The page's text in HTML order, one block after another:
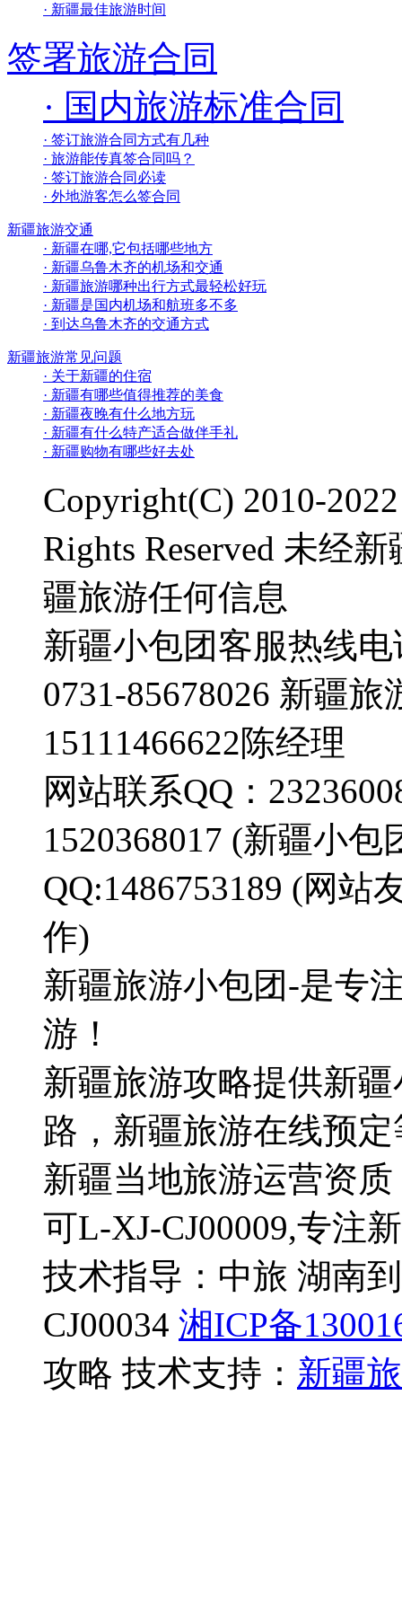
· 新疆最佳旅游时间
签署旅游合同
· 国内旅游标准合同
· 签订旅游合同方式有几种
· 旅游能传真签合同吗？
· 签订旅游合同必读
· 外地游客怎么签合同
新疆旅游交通
· 新疆在哪,它包括哪些地方
· 新疆乌鲁木齐的机场和交通
· 新疆旅游哪种出行方式最轻松好玩
· 新疆是国内机场和航班多不多
· 到达乌鲁木齐的交通方式
新疆旅游常见问题
· 关于新疆的住宿
· 新疆有哪些值得推荐的美食
· 新疆夜晚有什么地方玩
· 新疆有什么特产适合做伴手礼
· 新疆购物有哪些好去处
Copyright(C) 2010-
Rights Reserved 未经
疆旅游任何信息
新疆小包团客服热线电
0731-85678026 新疆
15111466622陈经理
网站联系QQ：
1520368017 (新疆小
QQ:1486753189 (网站
作)
新疆旅游小包团-是专
游！
新疆旅游攻略提供新
路，新疆旅游在线预
新疆当地旅游运营资
可L-XJ-CJ00009,专注
技术指导：中旅 湖南
CJ00034 湘ICP备
攻略 技术支持： 新疆